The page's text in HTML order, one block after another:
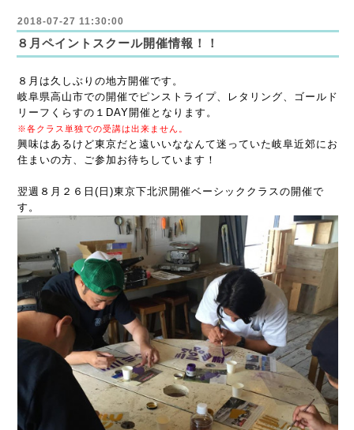
2018-07-27 11:30:00
８月ペイントスクール開催情報！！
８月は久しぶりの地方開催です。
岐阜県高山市での開催でピンストライプ、レタリング、ゴールド
リーフくらすの１DAY開催となります。
※各クラス単独での受講は出来ません。
興味はあるけど東京だと遠いいななんて迷っていた岐阜近郊にお
住まいの方、ご参加お待ちしています！
翌週８月２６日(日)東京下北沢開催ベーシッククラスの開催で
す。